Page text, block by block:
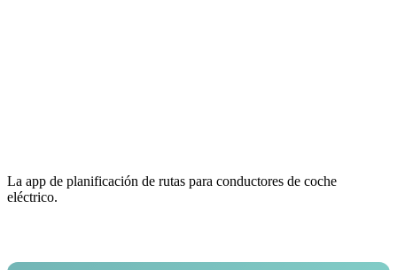
La app de planificación de rutas para conductores de coche
eléctrico.